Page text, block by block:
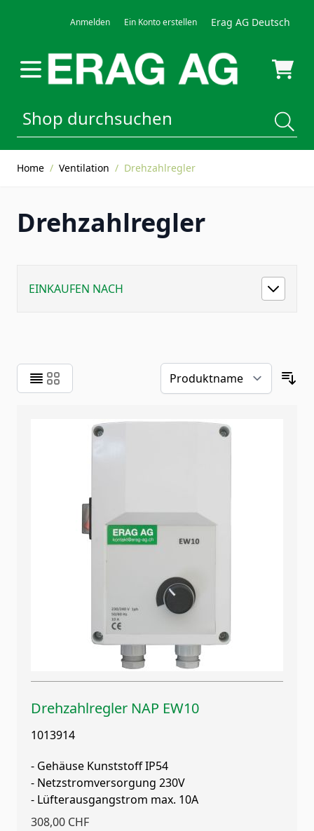
Anmelden Ein Konto erstellen Erag AG Deutsch
Home / Ventilation / Drehzahlregler
Drehzahlregler
EINKAUFEN NACH
Drehzahlregler NAP EW10
1013914
- Gehäuse Kunststoff IP54
- Netzstromversorgung 230V
- Lüfterausgangstrom max. 10A
308,00 CHF